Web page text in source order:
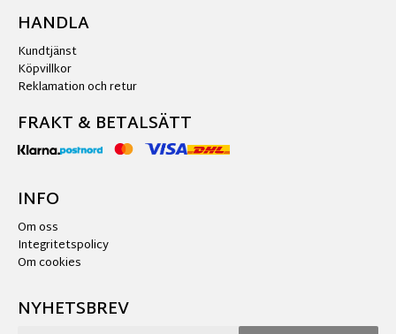
HANDLA
Kundtjänst
Köpvillkor
Reklamation och retur
FRAKT & BETALSÄTT
INFO
Om oss
Integritetspolicy
Om cookies
NYHETSBREV